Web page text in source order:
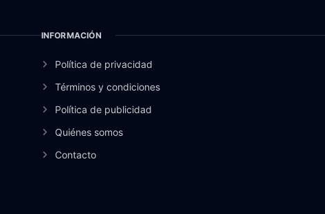
INFORMACIÓN
Política de privacidad
Términos y condiciones
Política de publicidad
Quiénes somos
Contacto